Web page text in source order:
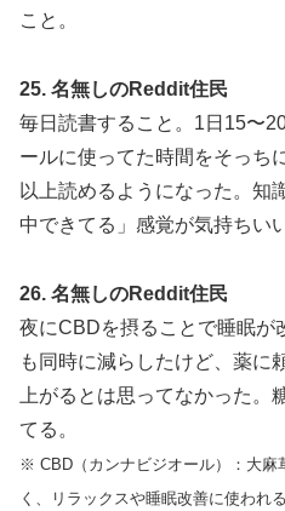
こと。
25. 名無しのReddit住民
毎日読書すること。1日15〜
ールに使ってた時間をそっち
以上読めるようになった。知
中できてる」感覚が気持ちいい
26. 名無しのReddit住民
夜にCBDを摂ることで睡眠が
も同時に減らしたけど、薬に
上がるとは思ってなかった。
てる。
※ CBD（カンナビジオール）：大麻
く、リラックスや睡眠改善に使われ